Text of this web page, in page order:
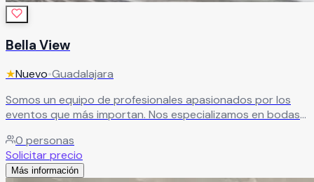
Bella View
★Nuevo•Guadalajara
Somos un equipo de profesionales apasionados por los
eventos que más importan. Nos especializamos en bodas
dedicación para que tu celebración sea exactamente
como la soñaste — o mejor.
0 personas
Solicitar precio
Más información